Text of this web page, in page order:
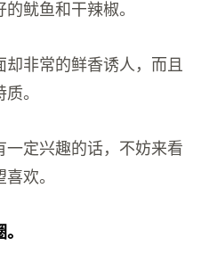
鱿鱼和干辣椒。
却非常的鲜香诱人，而且
。
定兴趣的话，不妨来看
欢。